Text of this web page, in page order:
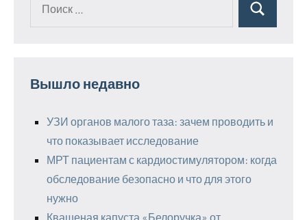
Поиск
Вышло недавно
УЗИ органов малого таза: зачем проводить и
что показывает исследование
МРТ пациентам с кардиостимулятором: когда
обследование безопасно и что для этого
нужно
Квашеная капуста «Белоручка» от